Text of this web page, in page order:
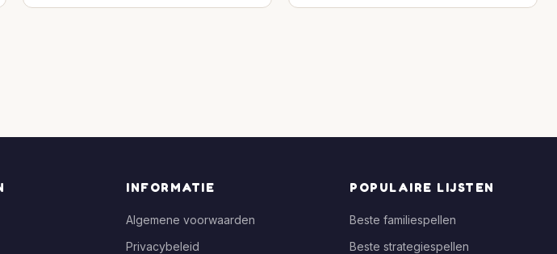
INFORMATIE
Algemene voorwaarden
Privacybeleid
POPULAIRE LIJSTEN
Beste familiespellen
Beste strategiespellen